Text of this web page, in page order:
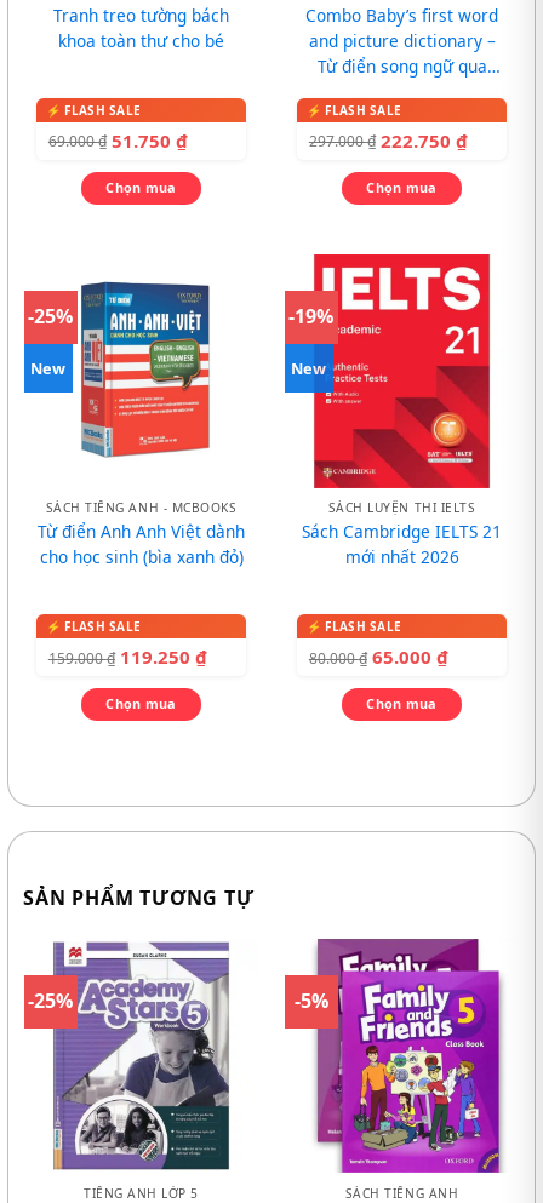
Tranh treo tường bách
khoa toàn thư cho bé
69.000₫ 51.750 ₫
Chọn mua
Combo Baby’s first word
and picture dictionary –
Từ điển song ngữ qua
297.000₫ 222.750 ₫
Chọn mua
-25%
New
SÁCH TIẾNG ANH - MCBOOKS
Từ điển Anh Anh Việt dành
cho học sinh (bìa xanh đỏ)
159.000₫ 119.250 ₫
Chọn mua
-19%
New
SÁCH LUYỆN THI IELTS
Sách Cambridge IELTS 21
mới nhất 2026
80.000₫ 65.000 ₫
Chọn mua
SẢN PHẨM TƯƠNG TỰ
-25%
TIẾNG ANH LỚP 5
-5%
SÁCH TIẾNG ANH